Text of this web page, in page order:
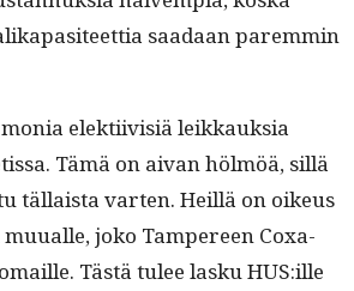
saadaan parem­min
elek­ti­ivisiä leikkauk­sia
Tämä on aivan hölmöä, sil­lä
täl­laista varten. Heil­lä on oikeus
joko Tam­pereen Coxa-
Tästä tulee lasku HUS:ille